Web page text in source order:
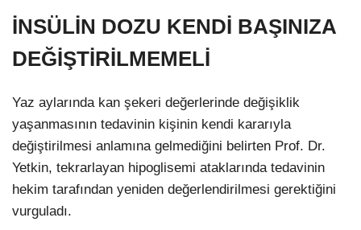
İNSÜLİN DOZU KENDİ BAŞINIZA
DEĞİŞTİRİLMEMELİ
Yaz aylarında kan şekeri değerlerinde değişiklik
yaşanmasının tedavinin kişinin kendi kararıyla
değiştirilmesi anlamına gelmediğini belirten Prof. Dr.
Yetkin, tekrarlayan hipoglisemi ataklarında tedavinin
hekim tarafından yeniden değerlendirilmesi gerektiğini
vurguladı.